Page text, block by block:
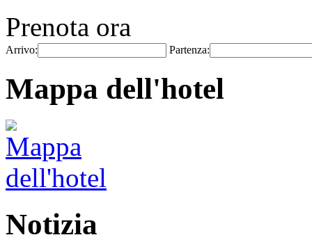
Prenota ora
Arrivo: Partenza:
Mappa dell'hotel
Notizia